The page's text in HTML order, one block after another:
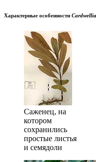
Характерные особенности
Саженец, на
котором
сохранились
простые листья
и семядоли